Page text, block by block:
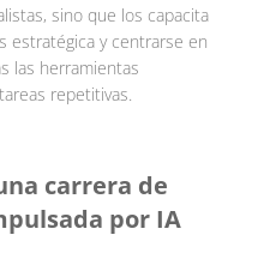
sino que los capacita
estratégica y centrarse en
las herramientas
repetitivas.
carrera de
por IA